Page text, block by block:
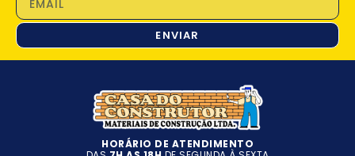
ENVIAR
HORÁRIO DE ATENDIMENTO